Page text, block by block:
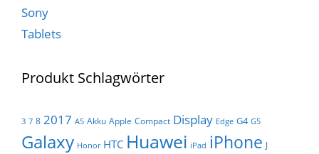
Sony
Tablets
Produkt Schlagwörter
3 7 8 2017 A5 Akku Apple Compact Display Edge G4 G5
Galaxy Honor HTC Huawei iPad iPhone J